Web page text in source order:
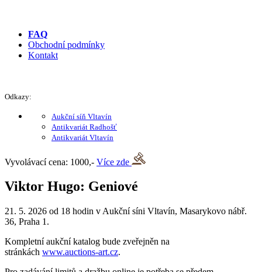
FAQ
Obchodní podmínky
Kontakt
Odkazy:
Aukční síň Vltavín
Antikvariát Radhošť
Antikvariát Vltavín
Vyvolávací cena: 1000,- Více zde
Viktor Hugo: Geniové
21. 5. 2026 od 18 hodin v Aukční síni Vltavín, Masarykovo nábř.
36, Praha 1.
Kompletní aukční katalog bude zveřejněn na
stránkách www.auctions-art.cz.